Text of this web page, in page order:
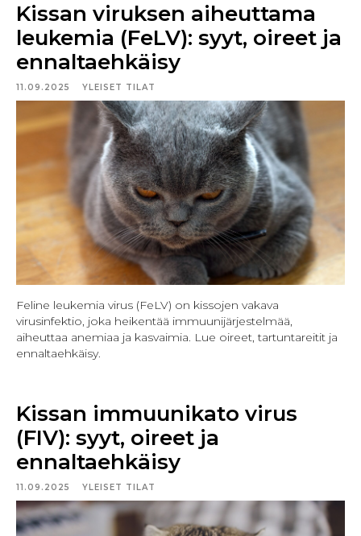
Kissan viruksen aiheuttama
leukemia (FeLV): syyt, oireet ja
ennaltaehkäisy
11.09.2025 YLEISET TILAT
Feline leukemia virus (FeLV) on kissojen vakava
virusinfektio, joka heikentää immuunijärjestelmää,
aiheuttaa anemiaa ja kasvaimia. Lue oireet, tartuntareitit ja
ennaltaehkäisy.
Kissan immuunikato virus
(FIV): syyt, oireet ja
ennaltaehkäisy
11.09.2025 YLEISET TILAT